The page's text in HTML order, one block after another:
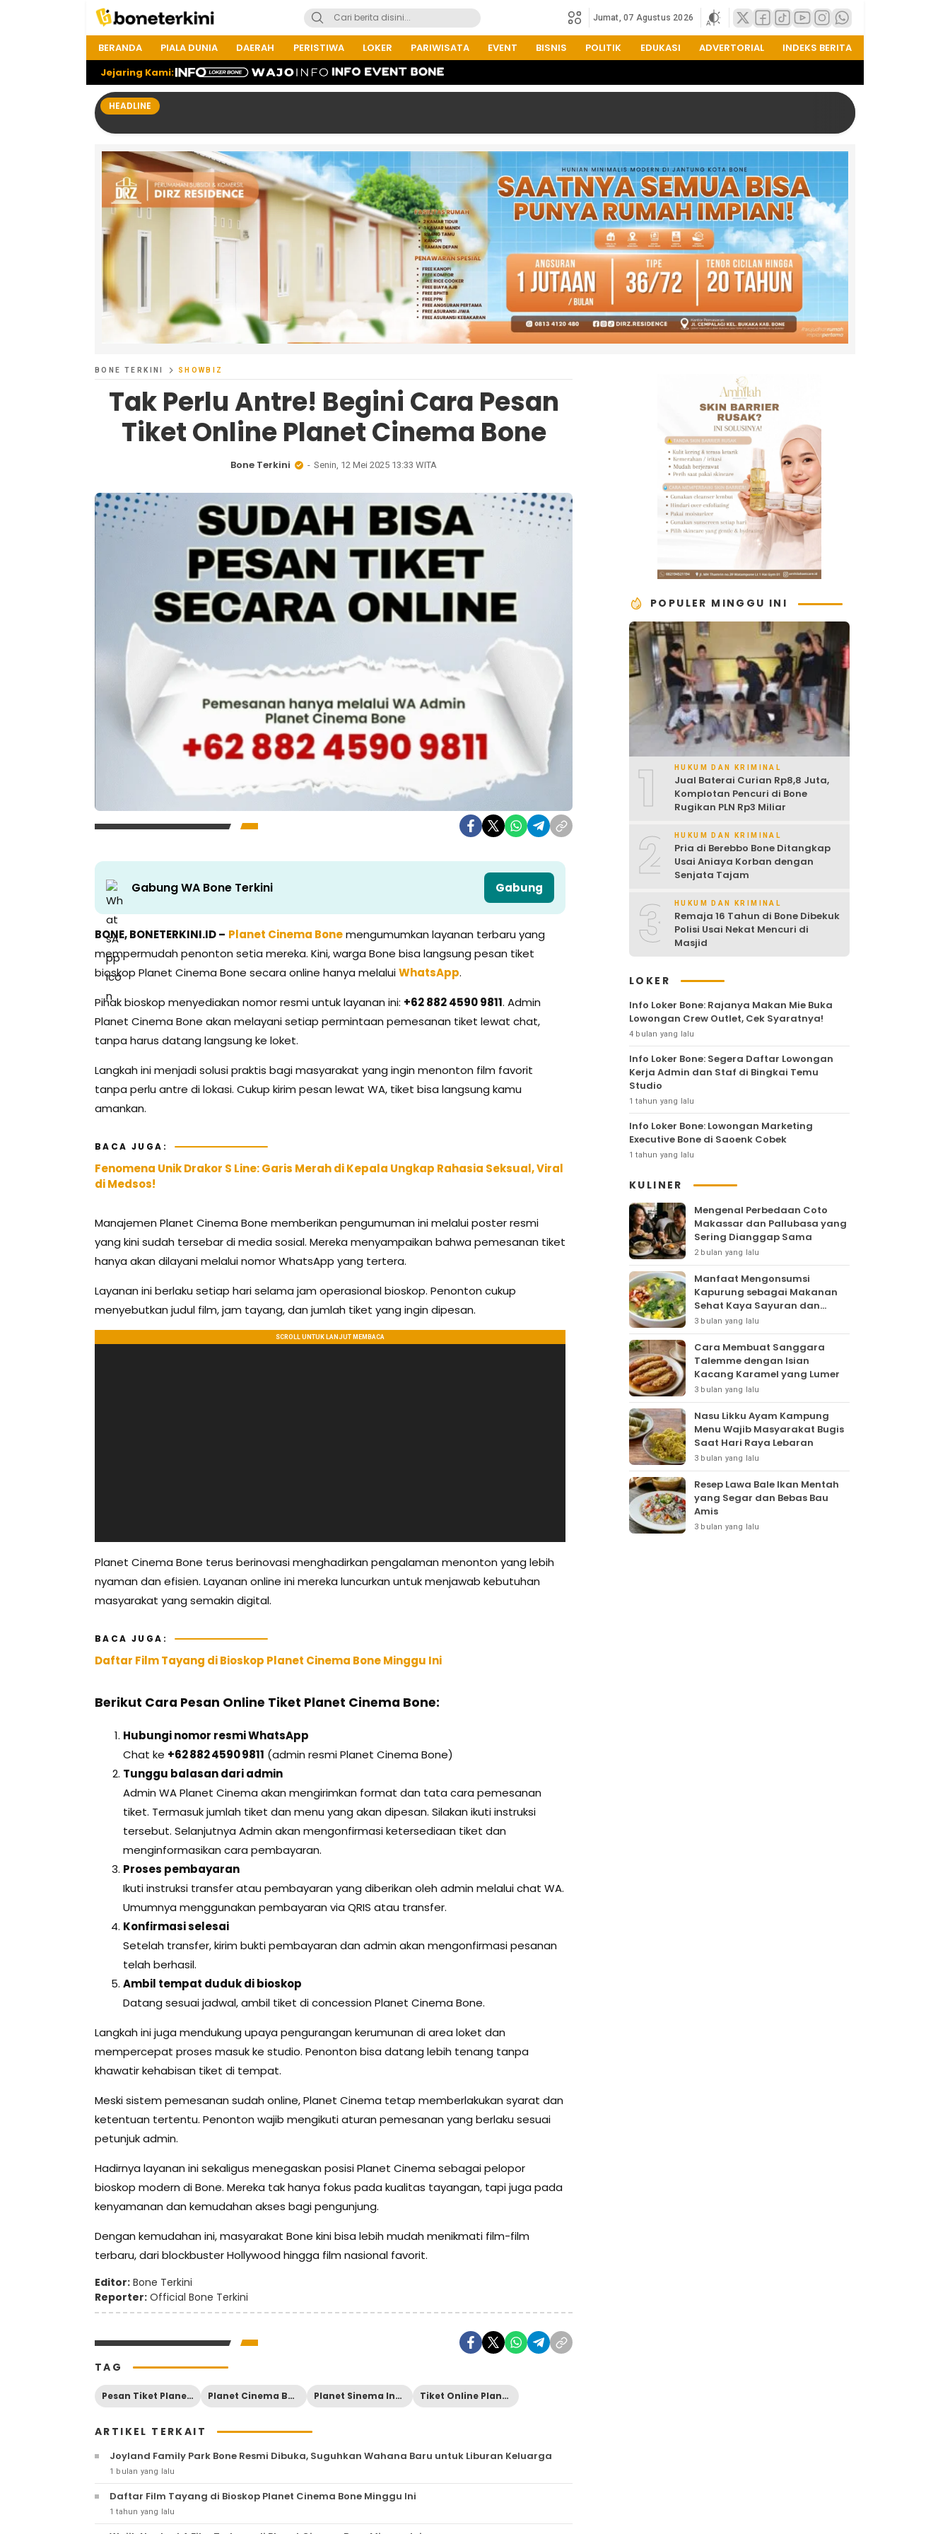
Jumat, 07 Agustus 2026
BERANDA PIALA DUNIA DAERAH PERISTIWA LOKER PARIWISATA EVENT BISNIS POLITIK EDUKASI ADVERTORIAL
INDEKS BERITA
Jejaring Kami:
HEADLINE
BONE TERKINI SHOWBIZ
Tak Perlu Antre! Begini Cara Pesan
Tiket Online Planet Cinema Bone
Bone Terkini Senin, 12 Mei 2025 13:33 WITA
Gabung WA Bone Terkini Gabung
BONE, BONETERKINI.ID – Planet Cinema Bonemengumumkan layanan terbaru yang
mempermudah penonton setia mereka. Kini, warga Bone bisa langsung pesan tiket
bioskop Planet Cinema Bone secara online hanya melaluiWhatsApp.
Pihak bioskop menyediakan nomor resmi untuk layanan ini: +62 882 4590 9811. Admin
Planet Cinema Bone akan melayani setiap permintaan pemesanan tiket lewat chat,
tanpa harus datang langsung ke loket.
Langkah ini menjadi solusi praktis bagi masyarakat yang ingin menonton film favorit
tanpa perlu antre di lokasi. Cukup kirim pesan lewat WA, tiket bisa langsung kamu
amankan.
BACA JUGA:
Fenomena Unik Drakor S Line: Garis Merah di Kepala Ungkap Rahasia Seksual, Viral
di Medsos!
Manajemen Planet Cinema Bone memberikan pengumuman ini melalui poster resmi
yang kini sudah tersebar di media sosial. Mereka menyampaikan bahwa pemesanan tiket
hanya akan dilayani melalui nomor WhatsApp yang tertera.
Layanan ini berlaku setiap hari selama jam operasional bioskop. Penonton cukup
menyebutkan judul film, jam tayang, dan jumlah tiket yang ingin dipesan.
Planet Cinema Bone terus berinovasi menghadirkan pengalaman menonton yang lebih
nyaman dan efisien. Layanan online ini mereka luncurkan untuk menjawab kebutuhan
masyarakat yang semakin digital.
BACA JUGA:
Daftar Film Tayang di Bioskop Planet Cinema Bone Minggu Ini
Berikut Cara Pesan Online Tiket Planet Cinema Bone:
Hubungi nomor resmi WhatsApp
Chat ke +62 882 4590 9811 (admin resmi Planet Cinema Bone)
Tunggu balasan dari admin
Admin WA Planet Cinema akan mengirimkan format dan tata cara pemesanan
tiket. Termasuk jumlah tiket dan menu yang akan dipesan. Silakan ikuti instruksi
tersebut. Selanjutnya Admin akan mengonfirmasi ketersediaan tiket dan
menginformasikan cara pembayaran.
Proses pembayaran
Ikuti instruksi transfer atau pembayaran yang diberikan oleh admin melalui chat WA.
Umumnya menggunakan pembayaran via QRIS atau transfer.
Konfirmasi selesai
Setelah transfer, kirim bukti pembayaran dan admin akan mengonfirmasi pesanan
telah berhasil.
Ambil tempat duduk di bioskop
Datang sesuai jadwal, ambil tiket di concession Planet Cinema Bone.
Langkah ini juga mendukung upaya pengurangan kerumunan di area loket dan
mempercepat proses masuk ke studio. Penonton bisa datang lebih tenang tanpa
khawatir kehabisan tiket di tempat.
Meski sistem pemesanan sudah online, Planet Cinema tetap memberlakukan syarat dan
ketentuan tertentu. Penonton wajib mengikuti aturan pemesanan yang berlaku sesuai
petunjuk admin.
Hadirnya layanan ini sekaligus menegaskan posisi Planet Cinema sebagai pelopor
bioskop modern di Bone. Mereka tak hanya fokus pada kualitas tayangan, tapi juga pada
kenyamanan dan kemudahan akses bagi pengunjung.
Dengan kemudahan ini, masyarakat Bone kini bisa lebih mudah menikmati film-film
terbaru, dari blockbuster Hollywood hingga film nasional favorit.
Editor: Bone Terkini
Reporter: Official Bone Terkini
TAG
Pesan Tiket Planet Cinema Planet Cinema Bone Planet Sinema Indonesia Tiket Online Planet Cinema
ARTIKEL TERKAIT
Joyland Family Park Bone Resmi Dibuka, Suguhkan Wahana Baru untuk Liburan Keluarga
1 bulan yang lalu
Daftar Film Tayang di Bioskop Planet Cinema Bone Minggu Ini
1 tahun yang lalu
POPULER MINGGU INI
1 HUKUM DAN KRIMINAL
Jual Baterai Curian Rp8,8 Juta,
Komplotan Pencuri di Bone
Rugikan PLN Rp3 Miliar
2 HUKUM DAN KRIMINAL
Pria di Berebbo Bone Ditangkap
Usai Aniaya Korban dengan
Senjata Tajam
3 HUKUM DAN KRIMINAL
Remaja 16 Tahun di Bone Dibekuk
Polisi Usai Nekat Mencuri di
Masjid
LOKER
Info Loker Bone: Rajanya Makan Mie Buka
Lowongan Crew Outlet, Cek Syaratnya!
4 bulan yang lalu
Info Loker Bone: Segera Daftar Lowongan
Kerja Admin dan Staf di Bingkai Temu
Studio
1 tahun yang lalu
Info Loker Bone: Lowongan Marketing
Executive Bone di Saoenk Cobek
1 tahun yang lalu
KULINER
Mengenal Perbedaan Coto
Makassar dan Pallubasa yang
Sering Dianggap Sama
2 bulan yang lalu
Manfaat Mengonsumsi
Kapurung sebagai Makanan
Sehat Kaya Sayuran dan
Protein
3 bulan yang lalu
Cara Membuat Sanggara
Talemme dengan Isian
Kacang Karamel yang Lumer
3 bulan yang lalu
Nasu Likku Ayam Kampung
Menu Wajib Masyarakat Bugis
Saat Hari Raya Lebaran
3 bulan yang lalu
Resep Lawa Bale Ikan Mentah
yang Segar dan Bebas Bau
Amis
3 bulan yang lalu